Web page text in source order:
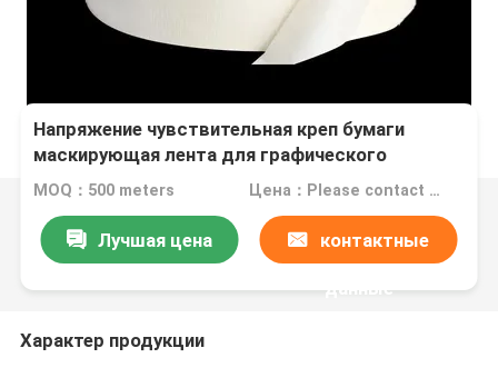
Напряжение чувствительная креп бумаги
маскирующая лента для графического
дизайна и DIY проектов
MOQ：500 meters Цена：Please contact us for quotation
Лучшая цена контактные
данные
Характер продукции